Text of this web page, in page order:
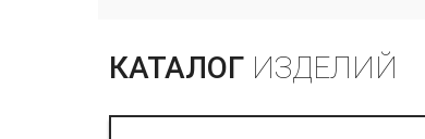
КАТАЛОГ ИЗДЕЛИЙ